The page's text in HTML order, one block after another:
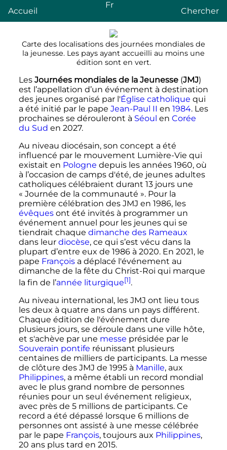
Accueil
Fr
Chercher
Carte des localisations des journées mondiales de
la jeunesse. Les pays ayant accueilli au moins une
édition sont en vert.
Les Journées mondiales de la Jeunesse(JMJ)
est l’appellation d’un événement à destination
des jeunes organisé par l'Église catholique qui
a été initié par le pape Jean-Paul II en 1984. Les
prochaines se dérouleront à Séoul en Corée
du Sud en 2027.
Au niveau diocésain, son concept a été
influencé par le mouvement Lumière-Vie qui
existait en Pologne depuis les années 1960, où
à l’occasion de camps d'été, de jeunes adultes
catholiques célébraient durant 13 jours une
« Journée de la communauté ». Pour la
première célébration des JMJ en 1986, les
évêquesont été invités à programmer un
événement annuel pour les jeunes qui se
tiendrait chaque dimanche des Rameaux
dans leur diocèse, ce qui s’est vécu dans la
plupart d’entre eux de 1986 à 2020. En 2021, le
pape Françoisa déplacé l'événement au
dimanche de la fête du Christ-Roi qui marque
la fin de l’année liturgique[1].
Au niveau international, les JMJ ont lieu tous
les deux à quatre ans dans un pays différent.
Chaque édition de l'événement dure
plusieurs jours, se déroule dans une ville hôte,
et s'achève par une messe présidée par le
Souverain pontife réunissant plusieurs
centaines de milliers de participants. La messe
de clôture des JMJ de 1995 à Manille, aux
Philippines, a même établi un record mondial
avec le plus grand nombre de personnes
réunies pour un seul événement religieux,
avec près de 5 millionsde participants. Ce
record a été dépassé lorsque 6 millions de
personnes ont assisté à une messe célébrée
par le pape François, toujours aux Philippines,
20 ans plus tard en 2015.